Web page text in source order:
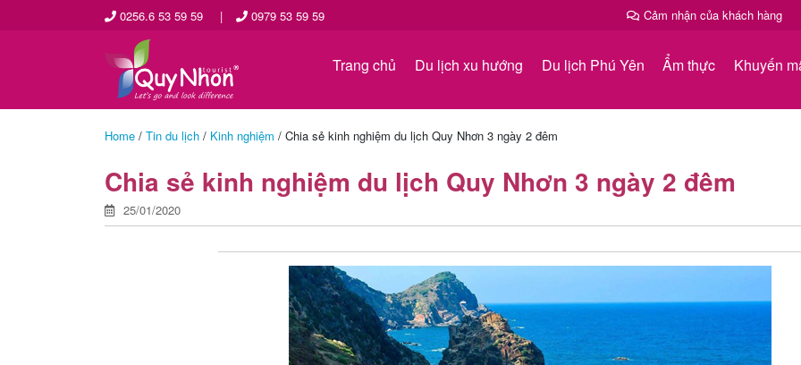
0256.6 53 59 59 | 0979 53 59 59 Cảm nhận của khách hàng
Trang chủ Du lịch xu hướng Du lịch Phú Yên Ẩm thực Khuyến
Home / Tin du lịch / Kinh nghiệm / Chia sẻ kinh nghiệm du lịch Quy Nhơn 3 ngày 2 đêm
Chia sẻ kinh nghiệm du lịch Quy Nhơn 3 ngày 2 đêm
25/01/2020